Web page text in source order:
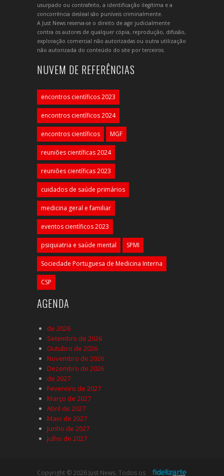
usurpado ou contrafeito, a identificação ilegítima e a
concorrência desleal são puníveis criminalmente.
A Just News reserva-se o direito de agir judicialmente
contra os autores de qualquer cópia, reprodução, difusão,
exploração comercial não autorizadas ou outra utilização
não autorizada do conteúdo do site por terceiros.
NUVEM DE REFERÊNCIAS
encontros científicos 2023
encontros científicos 2024
encontros científicos MGF
reuniões científicas 2024
reuniões científicas 2023
cuidados de saúde primários
medicina geral e familiar
eventos científicos 2023
psiquiatria e saúde mental SPMI
Sociedade Portuguesa de Medicina Interna
CSP
AGENDA
de 2026
Setembro de 2026
Outubro de 2026
Novembro de 2026
Dezembro de 2026
de 2027
Fevereiro de 2027
Março de 2027
Abril de 2027
Maio de 2027
Junho de 2027
Julho de 2027
Copyright © 2026 Just News. Todos os